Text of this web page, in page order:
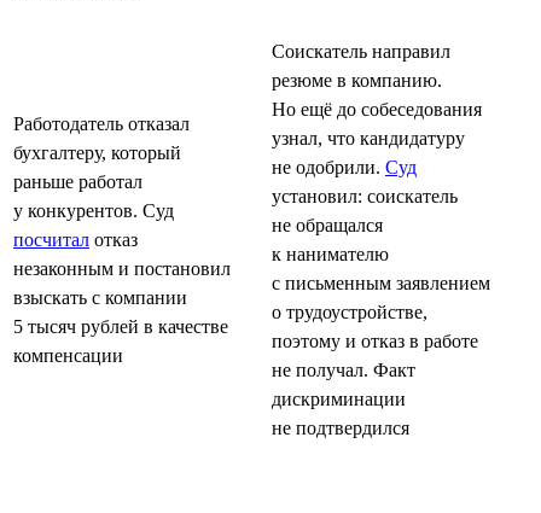
Работодатель отказал
бухгалтеру, который
раньше работал
у конкурентов. Суд
посчитал отказ
незаконным и постановил
взыскать с компании
5 тысяч рублей в качестве
компенсации
Соискатель направил
резюме в компанию.
Но ещё до собеседования
узнал, что кандидатуру
не одобрили. Суд
установил: соискатель
не обращался
к нанимателю
с письменным заявлением
о трудоустройстве,
поэтому и отказ в работе
не получал. Факт
дискриминации
не подтвердился